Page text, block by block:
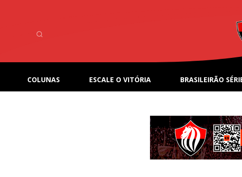
COLUNAS ESCALE O VITÓRIA BRASILEIRÃO